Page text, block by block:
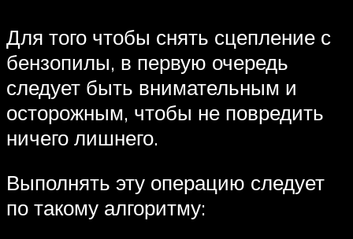
Для того чтобы снять сцепление с
бензопилы, в первую очередь
следует быть внимательным и
осторожным, чтобы не повредить
ничего лишнего.
Выполнять эту операцию следует
по такому алгоритму: